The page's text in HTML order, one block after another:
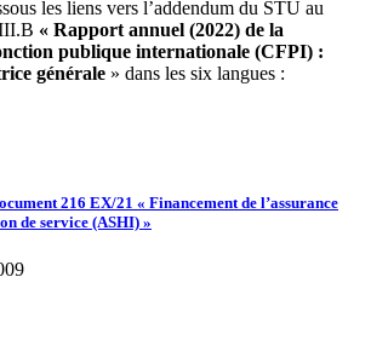
les liens vers l’addendum du STU au
« Rapport annuel (2022) de la
publique internationale (CFPI) :
générale » dans les six langues :
216 EX/21 « Financement de l’assurance
de service (ASHI) »